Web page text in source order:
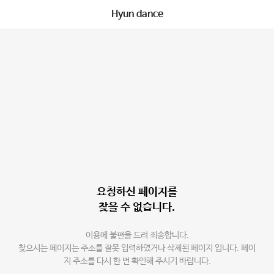
Hyun dance
요청하신 페이지를
찾을 수 없습니다.
이용에 불편을 드려 죄송합니다.
찾으시는 페이지는 주소를 잘못 입력하였거나 삭제된 페이지 입니다. 페이
지 주소를 다시 한 번 확인해 주시기 바랍니다.